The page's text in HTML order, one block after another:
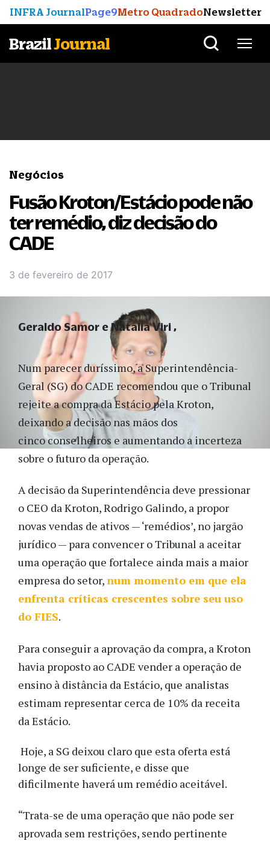
INFRA JournalPage9Metro QuadradoNewsletter
BrazilJournal
Negócios
Fusão Kroton/Estácio pode não
ter remédio, diz decisão do
CADE
3 de fevereiro de 2017
Num parecer duríssimo, a Superintendência-
Geral (SG) do CADE recomendou que o Tribunal
rejeite a compra da Estácio pela Kroton,
deixando a decisão nas mãos dos
cinco conselheiros e aumentando a incerteza
sobre o futuro da operação.
A decisão da Superintendência deve pressionar
o CEO da Kroton, Rodrigo Galindo, a propor
novas vendas de ativos — ‘remédios’, no jargão
jurídico — para convencer o Tribunal a aceitar
uma operação que fortalece ainda mais a maior
empresa do setor,num momento em que ela
enfrenta críticas crescentes sobre seu uso
do FIES.
Para conseguir a aprovação da compra, a Kroton
havia proposto ao CADE vender a operação de
ensino à distância da Estácio, que analistas
estimam representar cerca de 10% da receita
da Estácio.
Hoje, a SG deixou claro que esta oferta está
longe de ser suficiente, e disse que
dificilmente haverá um remédio aceitável.
“Trata-se de uma operação que não pode ser
aprovada sem restrições, sendo pertinente
Geraldo Samor e Natalia Viri